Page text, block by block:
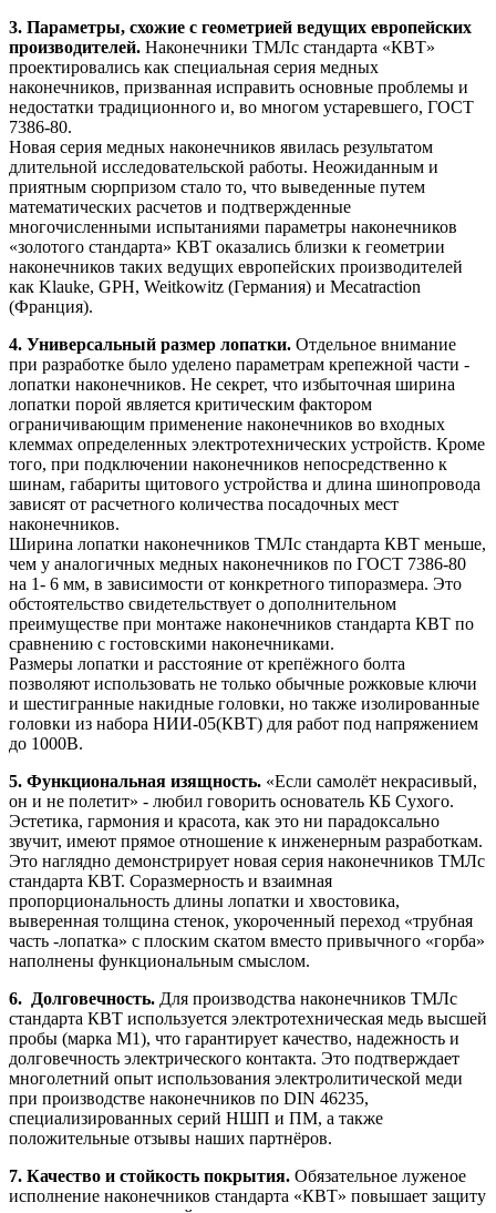
3. Параметры, схожие с геометрией ведущих европейских
производителей. Наконечники ТМЛс стандарта «КВТ»
проектировались как специальная серия медных
наконечников, призванная исправить основные проблемы и
недостатки традиционного и, во многом устаревшего, ГОСТ
7386-80.
Новая серия медных наконечников явилась результатом
длительной исследовательской работы. Неожиданным и
приятным сюрпризом стало то, что выведенные путем
математических расчетов и подтвержденные
многочисленными испытаниями параметры наконечников
«золотого стандарта» КВТ оказались близки к геометрии
наконечников таких ведущих европейских производителей
как Klauke, GPH, Weitkowitz (Германия) и Mecatraction
(Франция).
4. Универсальный размер лопатки. Отдельное внимание
при разработке было уделено параметрам крепежной части -
лопатки наконечников. Не секрет, что избыточная ширина
лопатки порой является критическим фактором
ограничивающим применение наконечников во входных
клеммах определенных электротехнических устройств. Кроме
того, при подключении наконечников непосредственно к
шинам, габариты щитового устройства и длина шинопровода
зависят от расчетного количества посадочных мест
наконечников.
Ширина лопатки наконечников ТМЛс стандарта КВТ меньше,
чем у аналогичных медных наконечников по ГОСТ 7386-80
на 1- 6 мм, в зависимости от конкретного типоразмера. Это
обстоятельство свидетельствует о дополнительном
преимуществе при монтаже наконечников стандарта КВТ по
сравнению с гостовскими наконечниками.
Размеры лопатки и расстояние от крепёжного болта
позволяют использовать не только обычные рожковые ключи
и шестигранные накидные головки, но также изолированные
головки из набора НИИ-05(КВТ) для работ под напряжением
до 1000В.
5. Функциональная изящность. «Если самолёт некрасивый,
он и не полетит» - любил говорить основатель КБ Сухого.
Эстетика, гармония и красота, как это ни парадоксально
звучит, имеют прямое отношение к инженерным разработкам.
Это наглядно демонстрирует новая серия наконечников ТМЛс
стандарта КВТ. Соразмерность и взаимная
пропорциональность длины лопатки и хвостовика,
выверенная толщина стенок, укороченный переход «трубная
часть -лопатка» с плоским скатом вместо привычного «горба»
наполнены функциональным смыслом.
6. Долговечность. Для производства наконечников ТМЛс
стандарта КВТ используется электротехническая медь высшей
пробы (марка М1), что гарантирует качество, надежность и
долговечность электрического контакта. Это подтверждает
многолетний опыт использования электролитической меди
при производстве наконечников по DIN 46235,
специализированных серий НШП и ПМ, а также
положительные отзывы наших партнёров.
7. Качество и стойкость покрытия. Обязательное луженое
исполнение наконечников стандарта «КВТ» повышает защиту